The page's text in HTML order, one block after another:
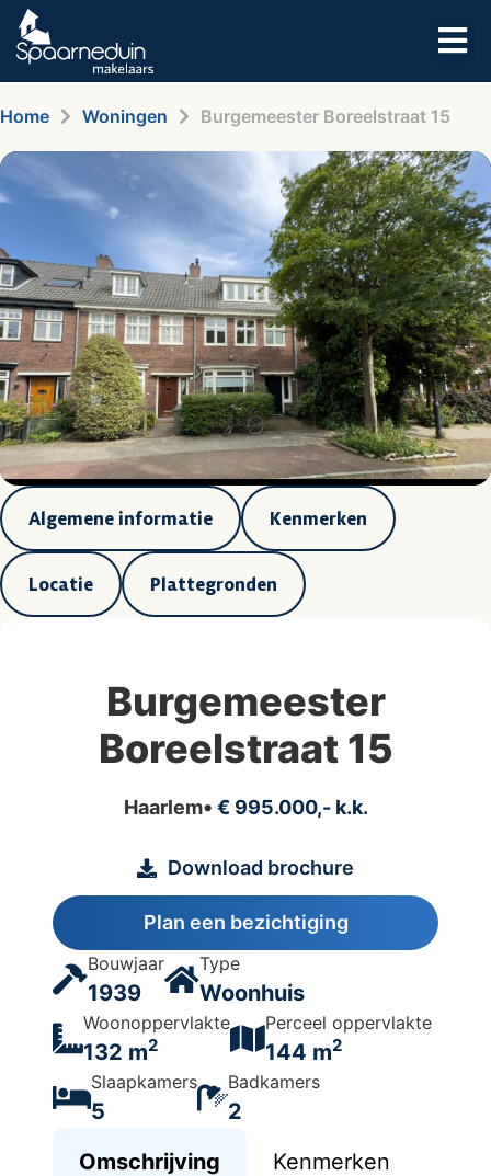
Home Woningen Burgemeester Boreelstraat 15
Algemene informatie Kenmerken
Locatie Plattegronden
Burgemeester
Boreelstraat 15
Haarlem € 995.000,- k.k.
Download brochure
Plan een bezichtiging
Bouwjaar
1939
Type
Woonhuis
Woonoppervlakte
132 m2
Perceel oppervlakte
144 m2
Slaapkamers
5
Badkamers
2
Omschrijving
Kenmerken